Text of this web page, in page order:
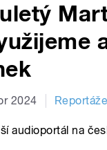
2024
audioportál na